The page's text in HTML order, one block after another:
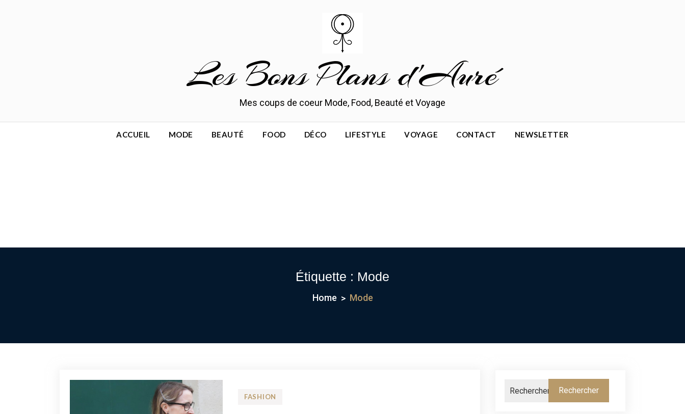
Les Bons Plans d'Auré
Mes coups de coeur Mode, Food, Beauté et Voyage
ACCUEIL MODE BEAUTÉ FOOD DÉCO LIFESTYLE VOYAGE CONTACT NEWSLETTER
Étiquette : Mode
Home Mode
FASHION